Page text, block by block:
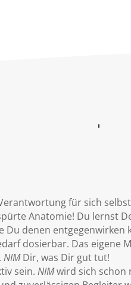
für sich
Anatomie! Du lernst
Du denen entgegenwirken
dosierbar. Das eigene
NIMDir, was Dir gut tut!
sein.NIMwird sich schon